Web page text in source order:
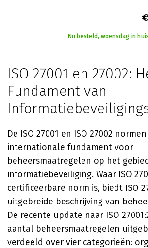
Nu besteld, woensdag in
ISO 27001 en 27002:
Fundament van
De ISO 27001 en ISO 27002
internationale fundament voor
beheersmaatregelen op het
informatiebeveiliging. Waar ISO
certificeerbare norm is, biedt ISO
uitgebreide beschrijving van
De recente update naar ISO
aantal beheersmaatregelen
verdeeld over vier categorieën: